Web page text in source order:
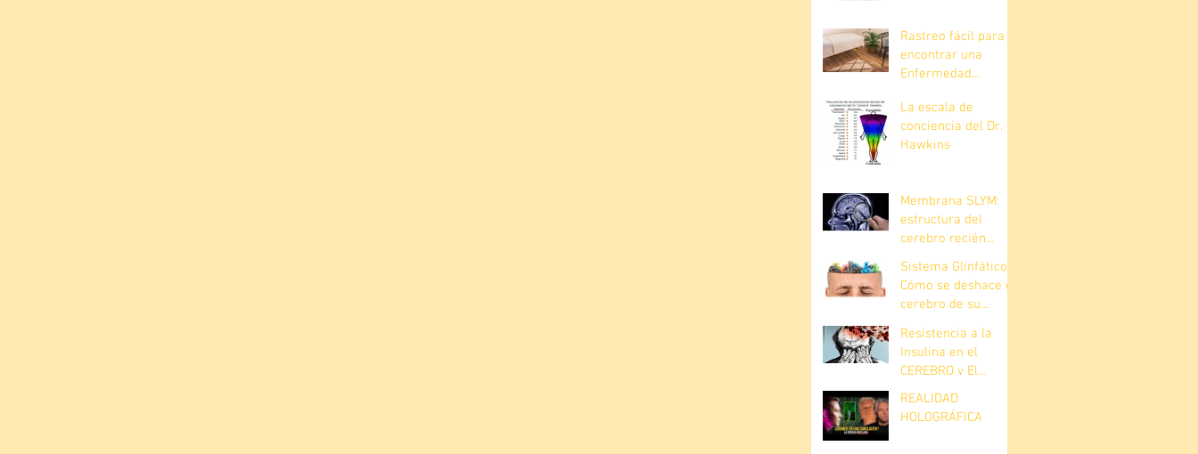
Rastreo fácil para
encontrar una
Enfermedad
La escala de
conciencia del Dr.
Hawkins
Membrana SLYM:
estructura del
cerebro recién
descubierta
Sistema Glinfático.
Cómo se deshace el
cerebro de su
Resistencia a la
Insulina en el
CEREBRO y El
Alzheimer
REALIDAD
HOLOGRÁFICA